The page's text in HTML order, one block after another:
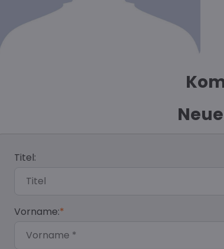
Titel:
Vorname:*